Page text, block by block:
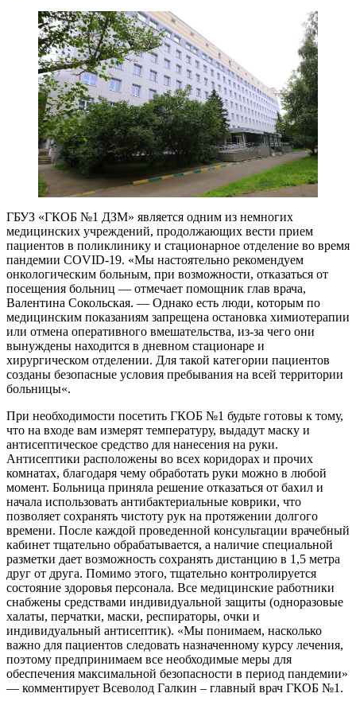
ГБУЗ «ГКОБ №1 ДЗМ» является одним из немногих
медицинских учреждений, продолжающих вести прием
пациентов в поликлинику и стационарное отделение во время
пандемии COVID-19. «Мы настоятельно рекомендуем
онкологическим больным, при возможности, отказаться от
посещения больниц — отмечает помощник глав врача,
Валентина Сокольская. — Однако есть люди, которым по
медицинским показаниям запрещена остановка химиотерапии
или отмена оперативного вмешательства, из-за чего они
вынуждены находится в дневном стационаре и
хирургическом отделении. Для такой категории пациентов
созданы безопасные условия пребывания на всей территории
больницы«.
При необходимости посетить ГКОБ №1 будьте готовы к тому,
что на входе вам измерят температуру, выдадут маску и
антисептическое средство для нанесения на руки.
Антисептики расположены во всех коридорах и прочих
комнатах, благодаря чему обработать руки можно в любой
момент. Больница приняла решение отказаться от бахил и
начала использовать антибактериальные коврики, что
позволяет сохранять чистоту рук на протяжении долгого
времени. После каждой проведенной консультации врачебный
кабинет тщательно обрабатывается, а наличие специальной
разметки дает возможность сохранять дистанцию в 1,5 метра
друг от друга. Помимо этого, тщательно контролируется
состояние здоровья персонала. Все медицинские работники
снабжены средствами индивидуальной защиты (одноразовые
халаты, перчатки, маски, респираторы, очки и
индивидуальный антисептик). «Мы понимаем, насколько
важно для пациентов следовать назначенному курсу лечения,
поэтому предпринимаем все необходимые меры для
обеспечения максимальной безопасности в период пандемии»
— комментирует Всеволод Галкин – главный врач ГКОБ №1.